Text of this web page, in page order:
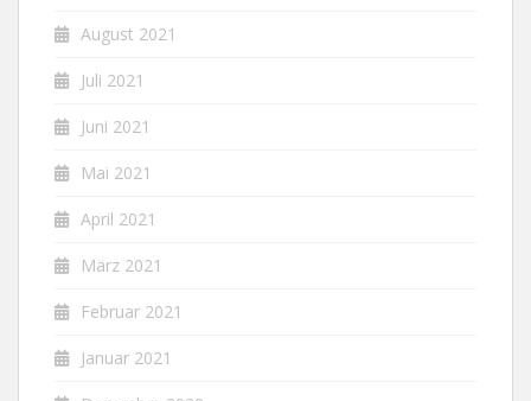
August 2021
Juli 2021
Juni 2021
Mai 2021
April 2021
März 2021
Februar 2021
Januar 2021